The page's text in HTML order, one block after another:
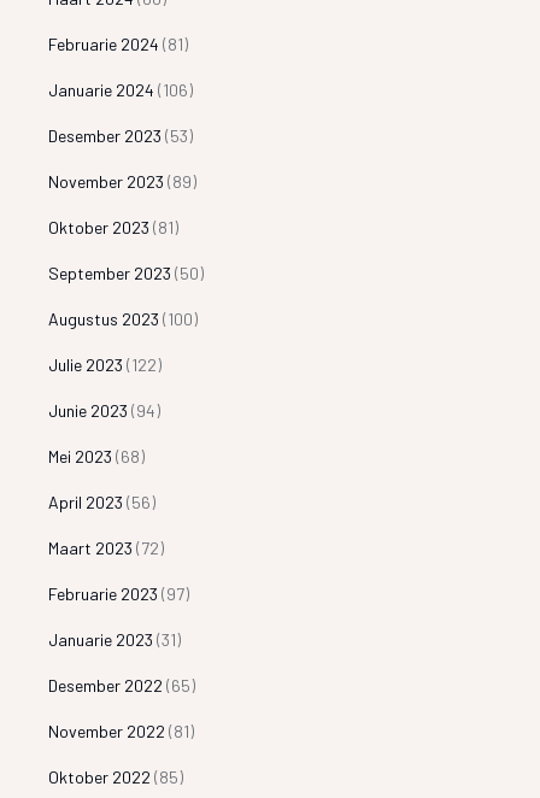
Februarie 2024 (81)
Januarie 2024 (106)
Desember 2023 (53)
November 2023 (89)
Oktober 2023 (81)
September 2023 (50)
Augustus 2023 (100)
Julie 2023 (122)
Junie 2023 (94)
Mei 2023 (68)
April 2023 (56)
Maart 2023 (72)
Februarie 2023 (97)
Januarie 2023 (31)
Desember 2022 (65)
November 2022 (81)
Oktober 2022 (85)